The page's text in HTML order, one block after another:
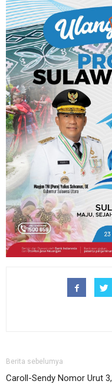
Berita sebelumya
Caroll-Sendy Nomor Urut 3,